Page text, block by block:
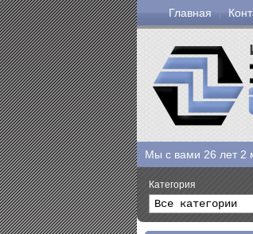
Главная
Мы с вами 26 лет 2
Категория